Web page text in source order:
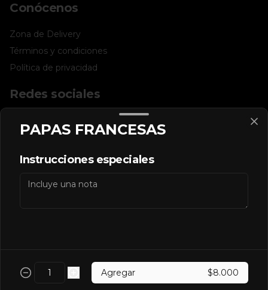
Conócenos
Zona de Delivery
Términos y condiciones
Política de privacidad
Redes sociales
Facebook
Mi cuenta
PAPAS FRANCESAS
Instrucciones especiales
Agregar $8.000